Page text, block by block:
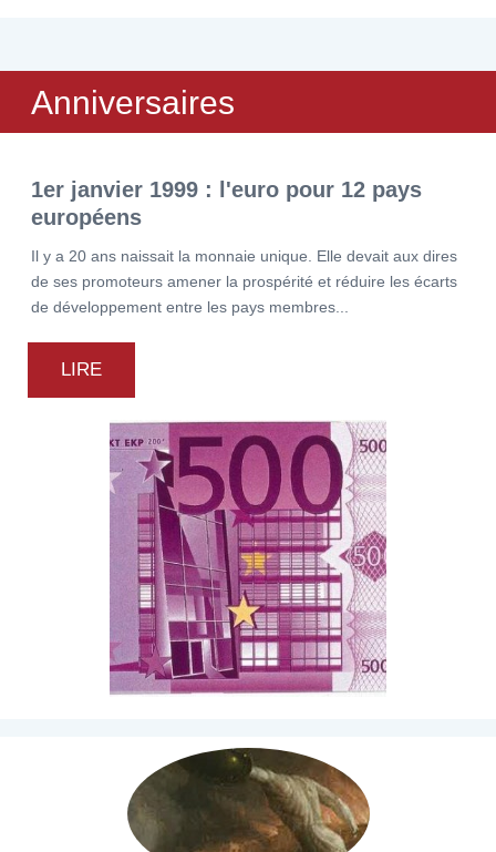
Anniversaires
1er janvier 1999 : l'euro pour 12 pays
européens
Il y a 20 ans naissait la monnaie unique. Elle devait aux dires
de ses promoteurs amener la prospérité et réduire les écarts
de développement entre les pays membres...
LIRE